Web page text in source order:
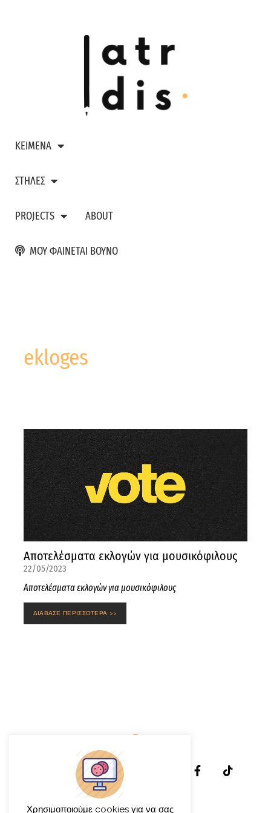
ΚΕΙΜΕΝΑ
ΣΤΗΛΕΣ
PROJECTS ABOUT
ΜΟΥ ΦΑΙΝΕΤΑΙ ΒΟΥΝΟ
ekloges
Αποτελέσματα εκλογών για μουσικόφιλους
22/05/2023
Αποτελέσματα εκλογών για μουσικόφιλους
ΔΙΑΒΑΣΕ ΠΕΡΙΣΣΟΤΕΡΑ >>
Χρησιμοποιούμε cookies για να σας